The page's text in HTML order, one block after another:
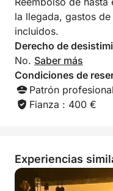
la llegada, gastos
incluidos.
Derecho de
No. Saber más
Condiciones de
Patrón
Fianza : 400 €
Experiencias